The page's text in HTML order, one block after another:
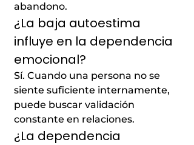
abandono.
¿La baja autoestima
influye en la dependencia
emocional?
Sí. Cuando una persona no se
siente suficiente internamente,
puede buscar validación
constante en relaciones.
¿La dependencia